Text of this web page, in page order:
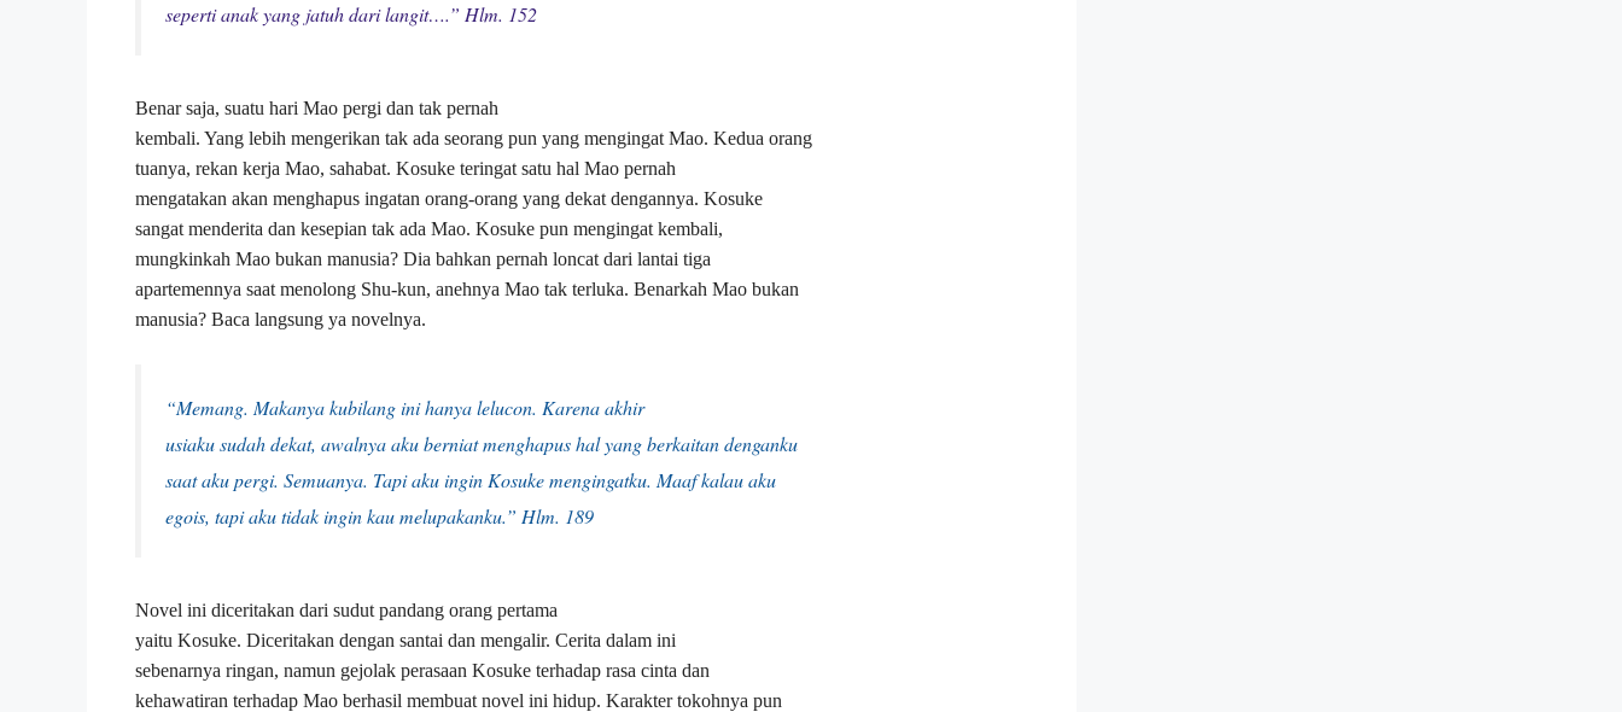
seperti anak yang jatuh dari langit….” Hlm. 152
Benar saja, suatu hari Mao pergi dan tak pernah
kembali. Yang lebih mengerikan tak ada seorang pun yang mengingat Mao. Kedua orang
tuanya, rekan kerja Mao, sahabat. Kosuke teringat satu hal Mao pernah
mengatakan akan menghapus ingatan orang-orang yang dekat dengannya. Kosuke
sangat menderita dan kesepian tak ada Mao. Kosuke pun mengingat kembali,
mungkinkah Mao bukan manusia? Dia bahkan pernah loncat dari lantai tiga
apartemennya saat menolong Shu-kun, anehnya Mao tak terluka. Benarkah Mao bukan
manusia? Baca langsung ya novelnya.
“Memang. Makanya kubilang ini hanya lelucon. Karena akhir
usiaku sudah dekat, awalnya aku berniat menghapus hal yang berkaitan denganku
saat aku pergi. Semuanya. Tapi aku ingin Kosuke mengingatku. Maaf kalau aku
egois, tapi aku tidak ingin kau melupakanku.” Hlm. 189
Novel ini diceritakan dari sudut pandang orang pertama
yaitu Kosuke. Diceritakan dengan santai dan mengalir. Cerita dalam ini
sebenarnya ringan, namun gejolak perasaan Kosuke terhadap rasa cinta dan
kehawatiran terhadap Mao berhasil membuat novel ini hidup. Karakter tokohnya pun